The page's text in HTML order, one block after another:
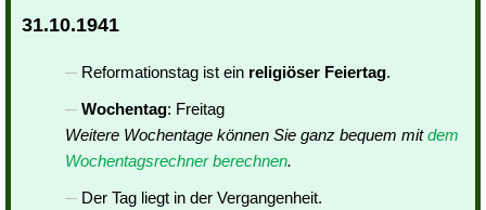
31.10.1941
Reformationstag ist ein religiöser Feiertag.
Wochentag: Freitag
Weitere Wochentage können Sie ganz bequem mitdem
Wochentagsrechner berechnen.
Der Tag liegt in der Vergangenheit.